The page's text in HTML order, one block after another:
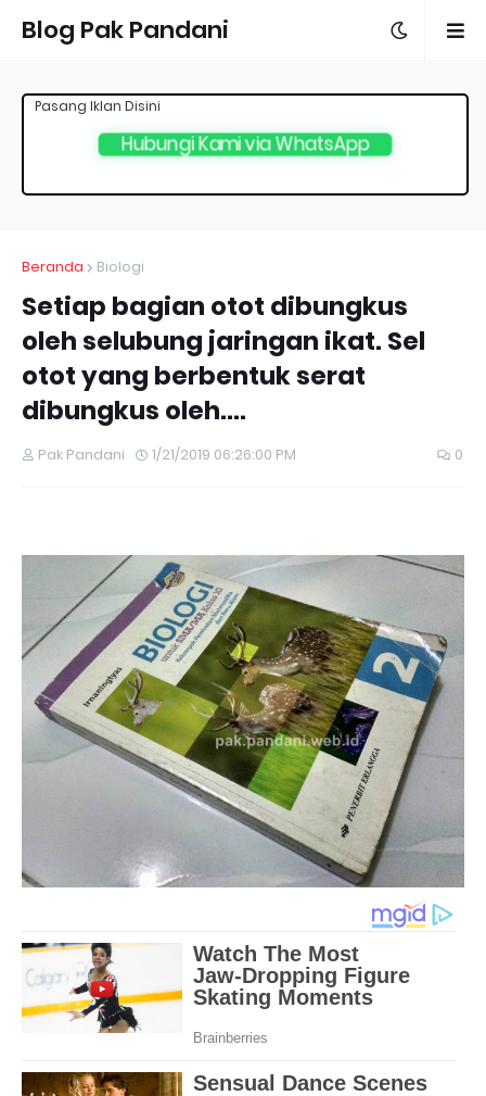
Blog Pak Pandani
Hubungi Kami via WhatsApp
Pasang Iklan Disini
Beranda Biologi
Setiap bagian otot dibungkus
oleh selubung jaringan ikat. Sel
otot yang berbentuk serat
dibungkus oleh....
Pak Pandani 1/21/2019 06:26:00 PM 0